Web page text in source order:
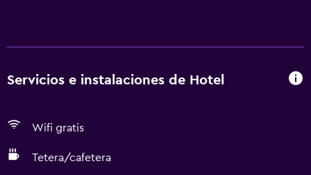
Servicios e instalaciones de Hotel
Wifi gratis
Tetera/cafetera